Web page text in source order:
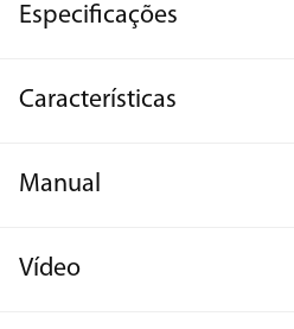
Especificações
Características
Manual
Vídeo